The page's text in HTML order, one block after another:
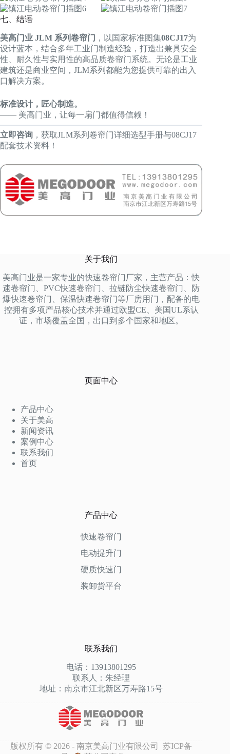
七、结语
美高门业 JLM 系列卷帘门 ，以国家标准图集08CJ17为
设计蓝本，结合多年工业门制造经验，打造出兼具安全
性、耐久性与实用性的高品质卷帘门系统。无论是工业
建筑还是商业空间，JLM系列都能为您提供可靠的出入
口解决方案。
标准设计，匠心制造。
—— 美高门业，让每一扇门都值得信赖！
立即咨询 ，获取JLM系列卷帘门详细选型手册与08CJ17
配套技术资料！
关于我们
美高门业是一家专业的快速卷帘门厂家，主营产品：快
速卷帘门、PVC快速卷帘门、拉链防尘快速卷帘门、防
爆快速卷帘门、保温快速卷帘门等厂房用门，配备的电
控拥有多项产品核心技术并通过欧盟CE、美国UL系认
证，市场覆盖全国，出口到多个国家和地区。
页面中心
产品中心
关于美高
新闻资讯
案例中心
联系我们
首页
产品中心
快速卷帘门
电动提升门
硬质快速门
装卸货平台
联系我们
电话：13913801295
联系人：朱经理
地址：南京市江北新区万寿路15号
版权所有 © 2026 - 南京美高门业有限公司苏ICP备